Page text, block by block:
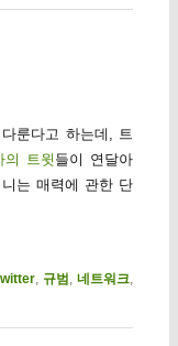
룬다고 하는데, 트
의 트윗 들이 연달아
는 매력에 관한 단
, 규범 ,네트워크,